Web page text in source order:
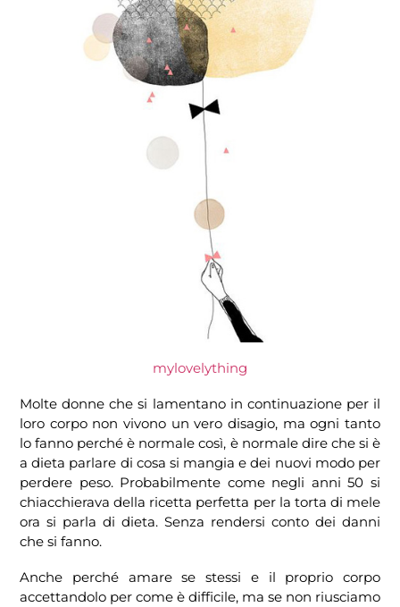
mylovelything
Molte donne che si lamentano in continuazione per il
loro corpo non vivono un vero disagio, ma ogni tanto
lo fanno perché è normale così, è normale dire che si è
a dieta parlare di cosa si mangia e dei nuovi modo per
perdere peso. Probabilmente come negli anni 50 si
chiacchierava della ricetta perfetta per la torta di mele
ora si parla di dieta. Senza rendersi conto dei danni
che si fanno.
Anche perché amare se stessi e il proprio corpo
accettandolo per come è difficile, ma se non riusciamo